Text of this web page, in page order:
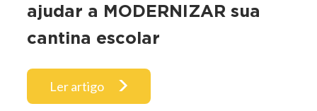
ajudar a MODERNIZAR sua
cantina escolar
Ler artigo